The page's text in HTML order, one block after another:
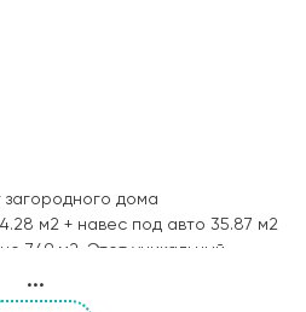
загородного дома
м2 + навес под авто 35.87 м2
7.49 м2. Этот уникальный
идеальное место для
...